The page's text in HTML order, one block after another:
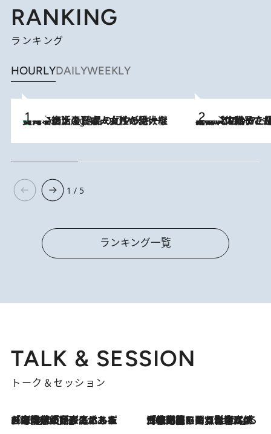
RANKING
ランキング
HOURLYDAILYWEEKLY
3 Hours Ago
【ハワイ土産】ローカルの絶大な支持で復活！ 絶品の幻クッキー《元ファンの日本人女性が受け継いだ名店》 2026.8.5
【阿川佐和子さんの年とる力】なぜ70代で始めた趣味は“こんなに楽しい”のか？ ピアノ、俳句…スランプに陥っても続けられる“ある秘訣”とは
1 / 5
ランキング一覧
TALK & SESSION
トーク＆セッション
2026.8.3
「今後値上げがあるとすれば…」「リスクがあるのは今年の冬」エネルギー専門家が語る、ホルムズ海峡封鎖が家庭にもたらす“ある心配” 2026.8.3
「住宅建てられない…」「サーチャージ料の高値が続いている」ホルムズ海峡封鎖による影響はいつまで続く？《エネルギー専門家に聞く“どうなる日本の暮らし”》